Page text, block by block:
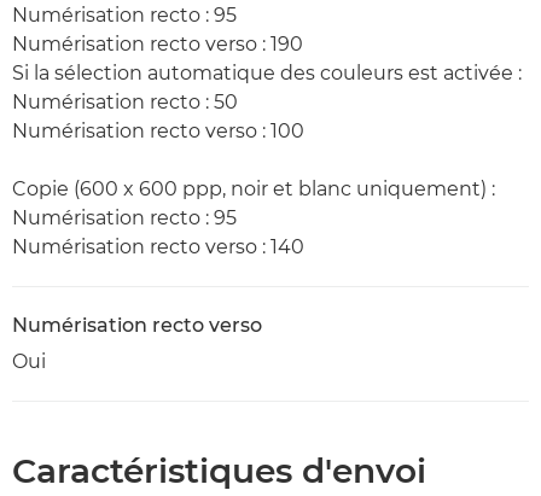
Numérisation recto : 95
Numérisation recto verso : 190
Si la sélection automatique des couleurs est activée :
Numérisation recto : 50
Numérisation recto verso : 100
Copie (600 x 600 ppp, noir et blanc uniquement) :
Numérisation recto : 95
Numérisation recto verso : 140
Numérisation recto verso
Oui
Caractéristiques d'envoi